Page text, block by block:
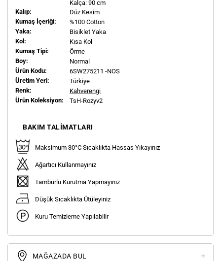
Kalça: 90 cm
Kalıp:
Düz Kesim
Kumaş İçeriği:
%100 Cotton
Yaka:
Bisiklet Yaka
Kol:
Kısa Kol
Kumaş Tipi:
Örme
Boy:
Normal
Ürün Kodu:
6SW275211 -NOS
Üretim Yeri:
Türkiye
Renk:
Kahverengi
Ürün Koleksiyon:
TsH-Rozyv2
BAKIM TALIMATLARI
Maksimum 30°C Sıcaklıkta Hassas Yıkayınız
Ağartıcı Kullanmayınız
Tamburlu Kurutma Yapmayınız
Düşük Sıcaklıkta Ütüleyiniz
Kuru Temizleme Yapılabilir
MAĞAZADA BUL